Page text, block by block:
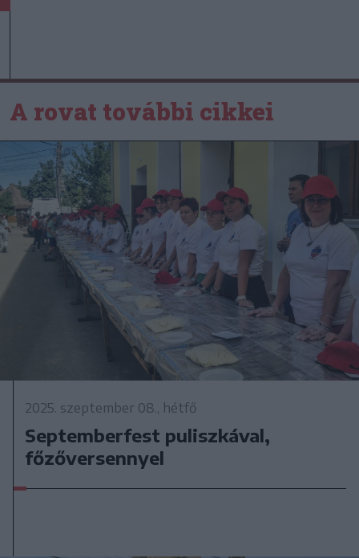
A rovat további cikkei
2025. szeptember 08., hétfő
Septemberfest puliszkával,
főzőversennyel